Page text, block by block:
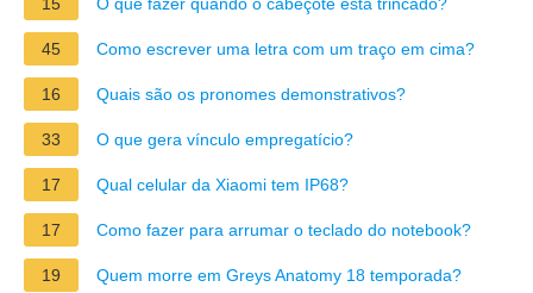
45 Como escrever uma letra com um traço em cima?
16 Quais são os pronomes demonstrativos?
33 O que gera vínculo empregatício?
17 Qual celular da Xiaomi tem IP68?
17 Como fazer para arrumar o teclado do notebook?
19 Quem morre em Greys Anatomy 18 temporada?